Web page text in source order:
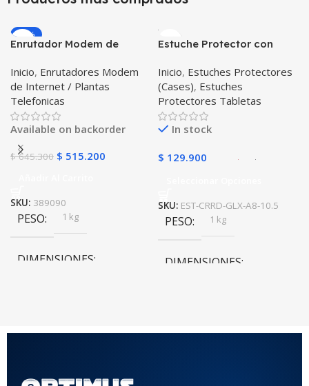
-20%
Enrutador Modem de
Libre Todo Operador 4G
LTE SIMCARD
Inicio, Enrutadores Modem
de Internet / Plantas
Telefonicas
Available on backorder
$645.300 $ 515.200
SKU: 389090
PESO 1 kg
DIMENSIONES
Estuche Protector con
Tablet Samsung Galaxy
Tab A8 10.5 2021 – 2022
SM-x200 SM-x205 Anti
golpes con soporte
Inicio, Estuches Protectores
(Cases), Estuches
Protectores Tabletas
In stock
$ 129.900
SKU: EST-CRRD-GLX-A8-10.5
PESO 1 kg
DIMENSIONES
COLOR